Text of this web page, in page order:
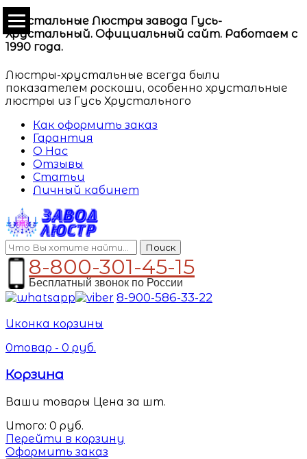
Хрустальные Люстры завода Гусь-
Хрустальный. Официальный сайт. Работаем с
1990 года.
Люстры-хрустальные всегда были
показателем роскоши, особенно хрустальные
люстры из Гусь Хрустального
Как оформить заказ
Гарантия
О Нас
Отзывы
Статьи
Личный кабинет
Поиск
8-800-301-45-15
Бесплатный звонок по России
8-900-586-33-22
Иконка корзины
0товар - 0 руб.
Корзина
Ваши товары Цена за шт.
Итого: 0 руб.
Перейти в корзину
Оформить заказ